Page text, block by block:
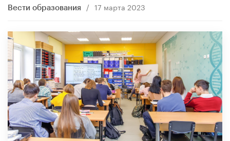
Вести образования / 17 марта 2023